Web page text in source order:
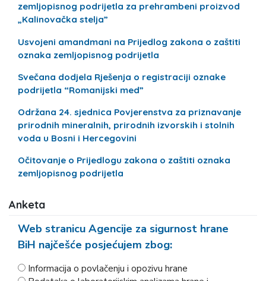
zemljopisnog podrijetla za prehrambeni proizvod
„Kalinovačka stelja”
Usvojeni amandmani na Prijedlog zakona o zaštiti
oznaka zemljopisnog podrijetla
Svečana dodjela Rješenja o registraciji oznake
podrijetla “Romanijski med”
Održana 24. sjednica Povjerenstva za priznavanje
prirodnih mineralnih, prirodnih izvorskih i stolnih
voda u Bosni i Hercegovini
Očitovanje o Prijedlogu zakona o zaštiti oznaka
zemljopisnog podrijetla
Anketa
Web stranicu Agencije za sigurnost hrane
BiH najčešće posjećujem zbog:
Informacija o povlačenju i opozivu hrane